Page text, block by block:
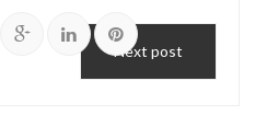
Next post